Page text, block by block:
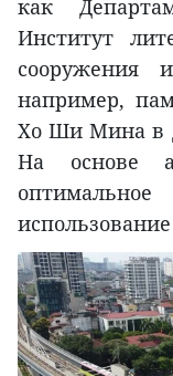
как
Институт
сооружения
например,
Хо Ши Мина в
На основе